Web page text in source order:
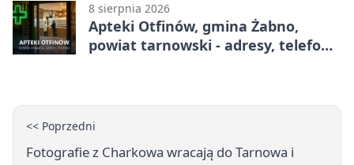
8 sierpnia 2026
Apteki Otfinów, gmina Żabno,
powiat tarnowski - adresy, telefony,
<< Poprzedni
Fotografie z Charkowa wracają do Tarnowa i